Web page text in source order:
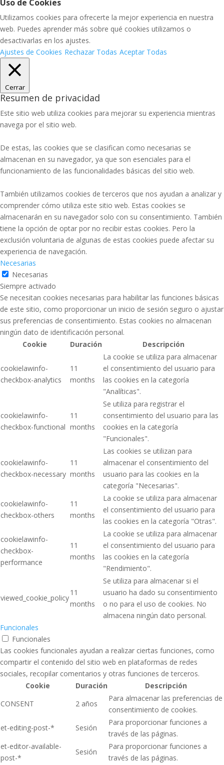
Uso de Cookies
Utilizamos cookies para ofrecerte la mejor experiencia en nuestra
web. Puedes aprender más sobre qué cookies utilizamos o
desactivarlas en los ajustes.
Ajustes de Cookies Rechazar Todas Aceptar Todas
Cerrar
Resumen de privacidad
Este sitio web utiliza cookies para mejorar su experiencia mientras
navega por el sitio web.
De estas, las cookies que se clasifican como necesarias se
almacenan en su navegador, ya que son esenciales para el
funcionamiento de las funcionalidades básicas del sitio web.
También utilizamos cookies de terceros que nos ayudan a analizar y
comprender cómo utiliza este sitio web. Estas cookies se
almacenarán en su navegador solo con su consentimiento. También
tiene la opción de optar por no recibir estas cookies. Pero la
exclusión voluntaria de algunas de estas cookies puede afectar su
experiencia de navegación.
Necesarias
Necesarias
Siempre activado
Se necesitan cookies necesarias para habilitar las funciones básicas
de este sitio, como proporcionar un inicio de sesión seguro o ajustar
sus preferencias de consentimiento. Estas cookies no almacenan
ningún dato de identificación personal.
Cookie
Duración Descripción
cookielawinfo-
checkbox-analytics
11
months
La cookie se utiliza para almacenar
el consentimiento del usuario para
las cookies en la categoría
"Analíticas".
cookielawinfo-
checkbox-functional
11
months
Se utiliza para registrar el
consentimiento del usuario para las
cookies en la categoría
"Funcionales".
cookielawinfo-
checkbox-necessary
11
months
Las cookies se utilizan para
almacenar el consentimiento del
usuario para las cookies en la
categoría "Necesarias".
cookielawinfo-
checkbox-others
11
months
La cookie se utiliza para almacenar
el consentimiento del usuario para
las cookies en la categoría "Otras".
cookielawinfo-
checkbox-
performance
11
months
La cookie se utiliza para almacenar
el consentimiento del usuario para
las cookies en la categoría
"Rendimiento".
viewed_cookie_policy
11
months
Se utiliza para almacenar si el
usuario ha dado su consentimiento
o no para el uso de cookies. No
almacena ningún dato personal.
Funcionales
Funcionales
Las cookies funcionales ayudan a realizar ciertas funciones, como
compartir el contenido del sitio web en plataformas de redes
sociales, recopilar comentarios y otras funciones de terceros.
Cookie
Duración
Descripción
CONSENT
2 años
Para almacenar las preferencias de
consentimiento de cookies.
et-editing-post-*
Sesión
Para proporcionar funciones a
través de las páginas.
et-editor-available-
post-*
Sesión
Para proporcionar funciones a
través de las páginas.